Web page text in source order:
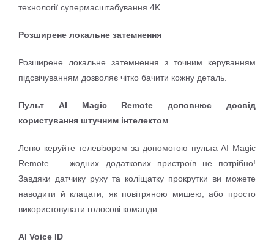
технології супермасштабування 4K.
Розширене локальне затемнення
Розширене локальне затемнення з точним керуванням
підсвічуванням дозволяє чітко бачити кожну деталь.
Пульт AI Magic Remote доповнює досвід
користування штучним інтелектом
Легко керуйте телевізором за допомогою пульта AI Magic
Remote — жодних додаткових пристроїв не потрібно!
Завдяки датчику руху та коліщатку прокрутки ви можете
наводити й клацати, як повітряною мишею, або просто
використовувати голосові команди.
AI Voice ID